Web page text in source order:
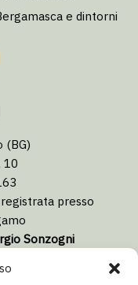
e dintorni
(BG)
10
presso
Sonzogni